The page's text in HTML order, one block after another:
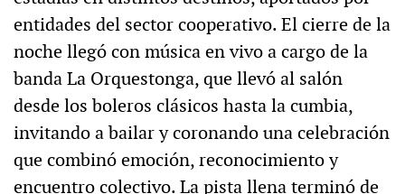
entidades del sector cooperativo. El cierre de la
noche llegó con música en vivo a cargo de la
banda La Orquestonga, que llevó al salón
desde los boleros clásicos hasta la cumbia,
invitando a bailar y coronando una celebración
que combinó emoción, reconocimiento y
encuentro colectivo. La pista llena terminó de